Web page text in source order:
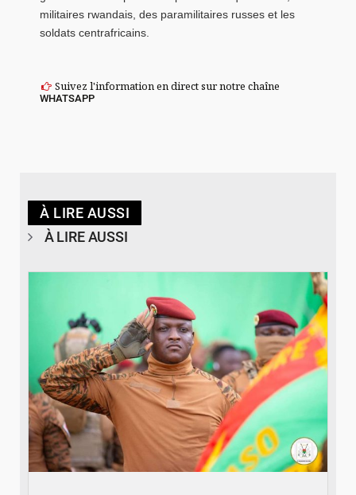
militaires rwandais, des paramilitaires russes et les
soldats centrafricains.
Suivez l'information en direct sur notre chaîne
WHATSAPP
À LIRE AUSSI
À LIRE AUSSI